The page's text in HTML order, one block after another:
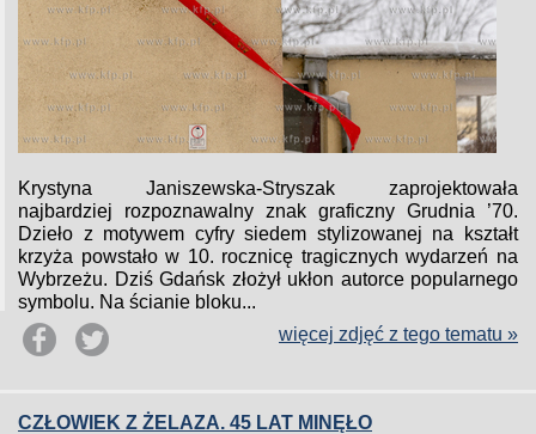
Krystyna Janiszewska-Stryszak zaprojektowała
najbardziej rozpoznawalny znak graficzny Grudnia ’70.
Dzieło z motywem cyfry siedem stylizowanej na kształt
krzyża powstało w 10. rocznicę tragicznych wydarzeń na
Wybrzeżu. Dziś Gdańsk złożył ukłon autorce popularnego
symbolu. Na ścianie bloku...
więcej zdjęć z tego tematu »
CZŁOWIEK Z ŻELAZA. 45 LAT MINĘŁO